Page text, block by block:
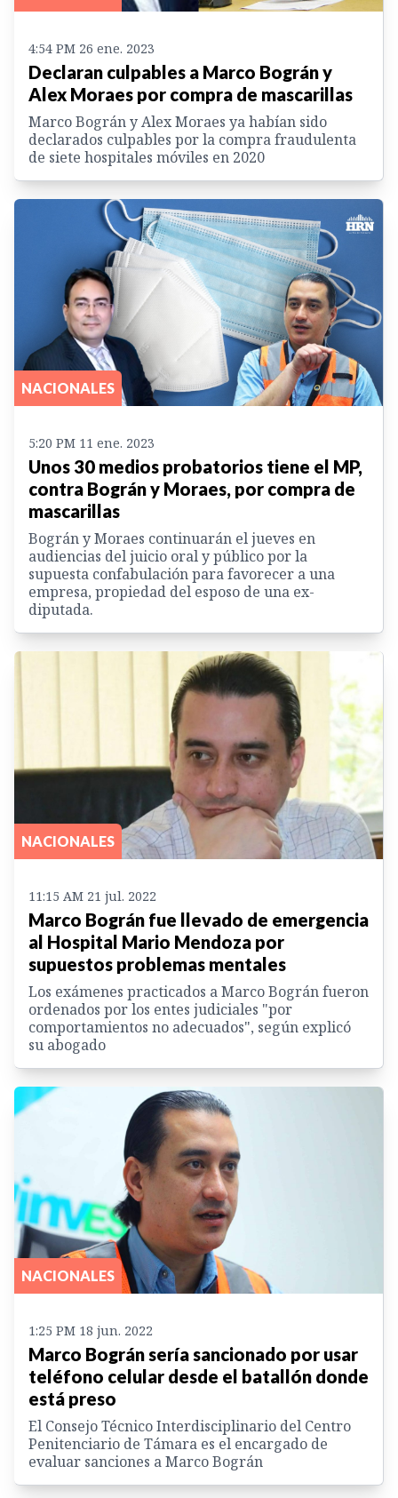
4:54 PM 26 ene. 2023
Declaran culpables a Marco Bográn y
Alex Moraes por compra de mascarillas
Marco Bográn y Alex Moraes ya habían sido
declarados culpables por la compra fraudulenta
de siete hospitales móviles en 2020
NACIONALES
5:20 PM 11 ene. 2023
Unos 30 medios probatorios tiene el MP,
contra Bográn y Moraes, por compra de
mascarillas
Bográn y Moraes continuarán el jueves en
audiencias del juicio oral y público por la
supuesta confabulación para favorecer a una
empresa, propiedad del esposo de una ex-
diputada.
NACIONALES
11:15 AM 21 jul. 2022
Marco Bográn fue llevado de emergencia
al Hospital Mario Mendoza por
supuestos problemas mentales
Los exámenes practicados a Marco Bográn fueron
ordenados por los entes judiciales "por
comportamientos no adecuados", según explicó
su abogado
NACIONALES
1:25 PM 18 jun. 2022
Marco Bográn sería sancionado por usar
teléfono celular desde el batallón donde
está preso
El Consejo Técnico Interdisciplinario del Centro
Penitenciario de Támara es el encargado de
evaluar sanciones a Marco Bográn